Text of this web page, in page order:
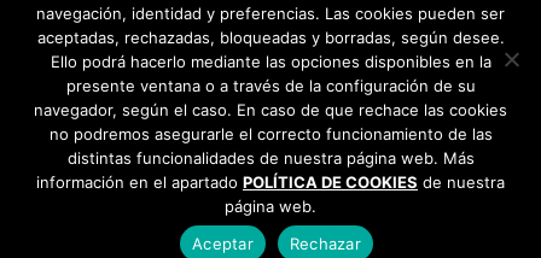
navegación, identidad y preferencias. Las cookies pueden ser
aceptadas, rechazadas, bloqueadas y borradas, según desee.
Ello podrá hacerlo mediante las opciones disponibles en la
presente ventana o a través de la configuración de su
navegador, según el caso. En caso de que rechace las cookies
no podremos asegurarle el correcto funcionamiento de las
distintas funcionalidades de nuestra página web. Más
información en el apartado POLÍTICA DE COOKIES de nuestra
página web.
Aceptar
Rechazar